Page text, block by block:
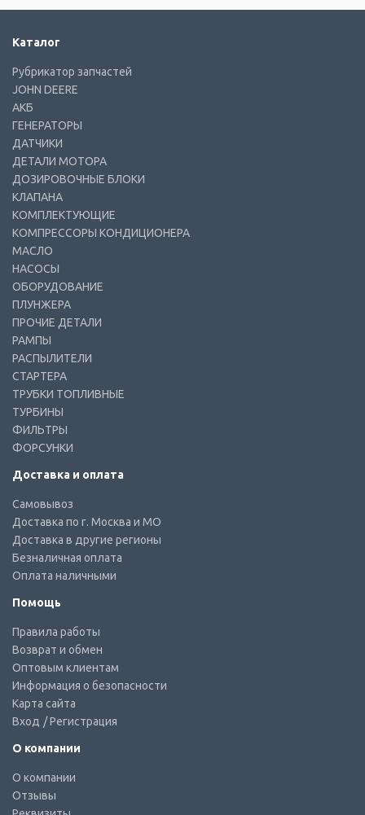
Каталог
Рубрикатор запчастей
JOHN DEERE
АКБ
ГЕНЕРАТОРЫ
ДАТЧИКИ
ДЕТАЛИ МОТОРА
ДОЗИРОВОЧНЫЕ БЛОКИ
КЛАПАНА
КОМПЛЕКТУЮЩИЕ
КОМПРЕССОРЫ КОНДИЦИОНЕРА
МАСЛО
НАСОСЫ
ОБОРУДОВАНИЕ
ПЛУНЖЕРА
ПРОЧИЕ ДЕТАЛИ
РАМПЫ
РАСПЫЛИТЕЛИ
СТАРТЕРА
ТРУБКИ ТОПЛИВНЫЕ
ТУРБИНЫ
ФИЛЬТРЫ
ФОРСУНКИ
Доставка и оплата
Самовывоз
Доставка по г. Москва и МО
Доставка в другие регионы
Безналичная оплата
Оплата наличными
Помощь
Правила работы
Возврат и обмен
Оптовым клиентам
Информация о безопасности
Карта сайта
Вход / Регистрация
О компании
О компании
Отзывы